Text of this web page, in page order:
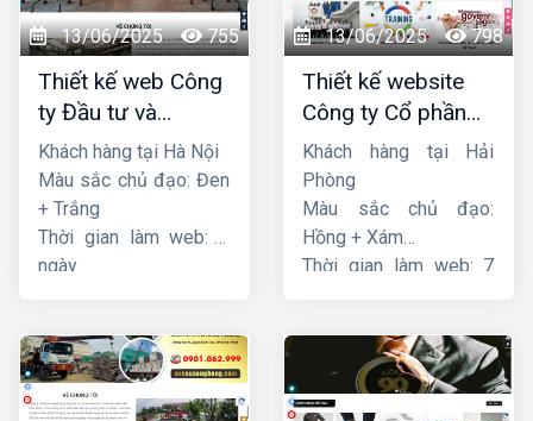
13/06/2025 755
Thiết kế web Công
ty Đầu tư và
Thương mại Five-
Star
Khách hàng tại Hà Nội
Màu sắc chủ đạo: Đen
+ Trắng
Thời gian làm web: 7
ngày
13/06/2025 798
Thiết kế website
Công ty Cổ phần
dịch vụ hàng hải
Sen
Khách hàng tại Hải
Phòng
Màu sắc chủ đạo:
Hồng + Xám
Thời gian làm web: 7